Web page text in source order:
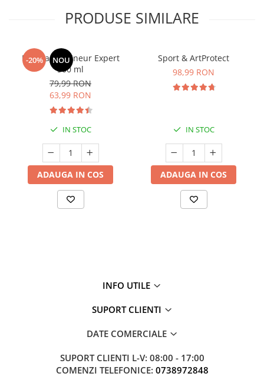
PRODUSE SIMILARE
-20% NOU
Manhaē Draineur Expert
500 ml
79,99 RON
63,99 RON
IN STOC
ADAUGA IN COS
Sport & ArtProtect
98,99 RON
IN STOC
ADAUGA IN COS
INFO UTILE
SUPORT CLIENTI
DATE COMERCIALE
SUPORT CLIENTI L-V: 08:00 - 17:00
COMENZI TELEFONICE: 0738972848